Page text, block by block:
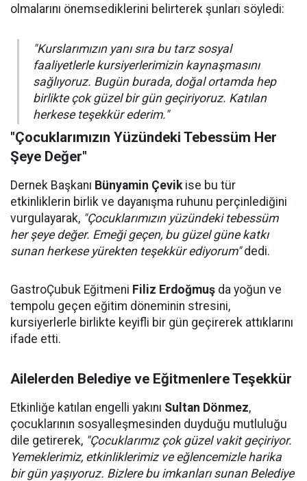
olmalarını önemsediklerini belirterek şunları söyledi:
"Kurslarımızın yanı sıra bu tarz sosyal
faaliyetlerle kursiyerlerimizin kaynaşmasını
sağlıyoruz. Bugün burada, doğal ortamda hep
birlikte çok güzel bir gün geçiriyoruz. Katılan
herkese teşekkür ederim."
"Çocuklarımızın Yüzündeki Tebessüm Her
Şeye Değer"
Dernek Başkanı Bünyamin Çevikise bu tür
etkinliklerin birlik ve dayanışma ruhunu perçinlediğini
vurgulayarak, "Çocuklarımızın yüzündeki tebessüm
her şeye değer. Emeği geçen, bu güzel güne katkı
sunan herkese yürekten teşekkür ediyorum"dedi.
GastroÇubuk Eğitmeni Filiz Erdoğmuş da yoğun ve
tempolu geçen eğitim döneminin stresini,
kursiyerlerle birlikte keyifli bir gün geçirerek attıklarını
ifade etti.
Ailelerden Belediye ve Eğitmenlere Teşekkür
Etkinliğe katılan engelli yakını Sultan Dönmez,
çocuklarının sosyalleşmesinden duyduğu mutluluğu
dile getirerek, "Çocuklarımız çok güzel vakit geçiriyor.
Yemeklerimiz, etkinliklerimiz ve eğlencemizle harika
bir gün yaşıyoruz. Bizlere bu imkanları sunan Belediye